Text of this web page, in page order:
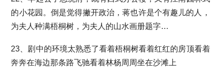
的小花园。倒是觉得撇开政治，蒋也许是个有趣儿的人，
为夫人种满梧桐树，为夫人的山水画册题字…
23、剧中的环境太熟悉了看着梧桐树看着红红的房顶看着
奔奔在海边那条路飞驰看着林杨周周坐在沙滩上